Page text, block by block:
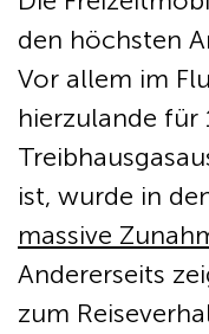
den höchsten
Vor allem im
hierzulande für
ist, wurde in
massive
Andererseits
zum